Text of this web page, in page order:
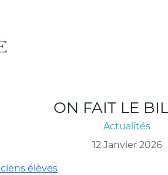
ON FAIT LE
Actualités
12 Janvier 2026
élèves